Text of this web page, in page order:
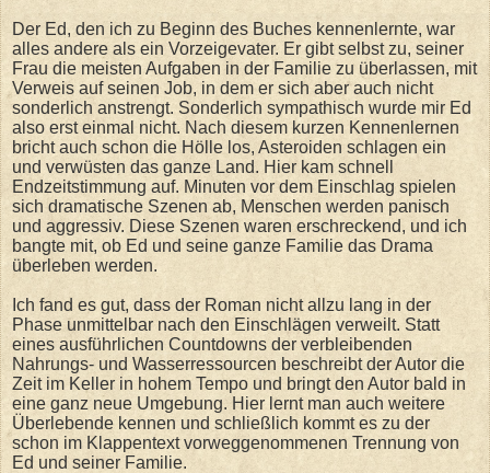
Der Ed, den ich zu Beginn des Buches kennenlernte, war
alles andere als ein Vorzeigevater. Er gibt selbst zu, seiner
Frau die meisten Aufgaben in der Familie zu überlassen, mit
Verweis auf seinen Job, in dem er sich aber auch nicht
sonderlich anstrengt. Sonderlich sympathisch wurde mir Ed
also erst einmal nicht. Nach diesem kurzen Kennenlernen
bricht auch schon die Hölle los, Asteroiden schlagen ein
und verwüsten das ganze Land. Hier kam schnell
Endzeitstimmung auf. Minuten vor dem Einschlag spielen
sich dramatische Szenen ab, Menschen werden panisch
und aggressiv. Diese Szenen waren erschreckend, und ich
bangte mit, ob Ed und seine ganze Familie das Drama
überleben werden.
Ich fand es gut, dass der Roman nicht allzu lang in der
Phase unmittelbar nach den Einschlägen verweilt. Statt
eines ausführlichen Countdowns der verbleibenden
Nahrungs- und Wasserressourcen beschreibt der Autor die
Zeit im Keller in hohem Tempo und bringt den Autor bald in
eine ganz neue Umgebung. Hier lernt man auch weitere
Überlebende kennen und schließlich kommt es zu der
schon im Klappentext vorweggenommenen Trennung von
Ed und seiner Familie.